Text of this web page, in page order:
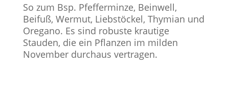
So zum Bsp. Pfefferminze, Beinwell,
Beifuß, Wermut, Liebstöckel, Thymian und
Oregano. Es sind robuste krautige
Stauden, die ein Pflanzen im milden
November durchaus vertragen.